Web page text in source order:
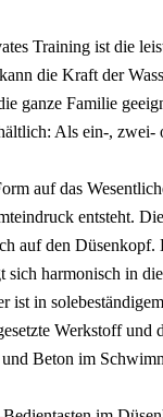
Training ist die
die Kraft der
ganze Familie
Als ein-,
auf das
entsteht.
auf den
harmonisch in
ist in
Werkstoff
Beton im